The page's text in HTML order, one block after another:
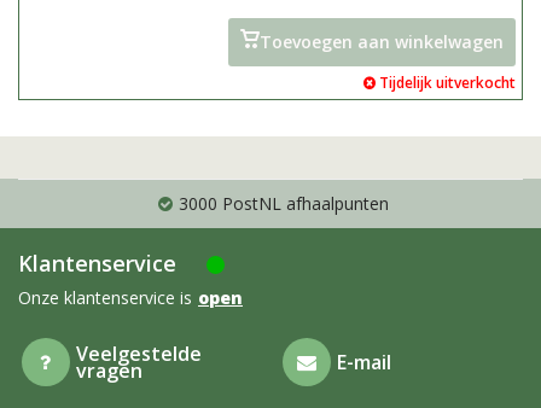
vanaf juli
Toevoegen aan winkelwagen
Tijdelijk uitverkocht
3000 PostNL afhaalpunten
Klantenservice
Onze klantenservice is open
Veelgestelde
vragen E-mail